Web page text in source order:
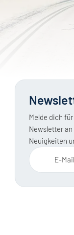
Melde dich
Newsletter
Neuigkeiten
E-